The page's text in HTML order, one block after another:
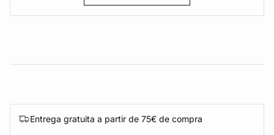
Entrega gratuita a partir de 75€ de compra